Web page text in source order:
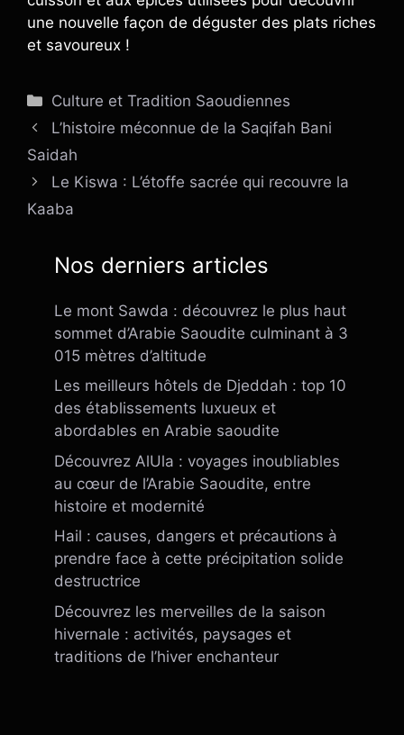
une nouvelle façon de déguster des plats riches
et savoureux !
Catégories
Culture et Tradition Saoudiennes
L’histoire méconnue de la Saqifah Bani
Saidah
Le Kiswa : L’étoffe sacrée qui recouvre la
Kaaba
Nos derniers articles
Le mont Sawda : découvrez le plus haut
sommet d’Arabie Saoudite culminant à 3
015 mètres d’altitude
Les meilleurs hôtels de Djeddah : top 10
des établissements luxueux et
abordables en Arabie saoudite
Découvrez AlUla : voyages inoubliables
au cœur de l’Arabie Saoudite, entre
histoire et modernité
Hail : causes, dangers et précautions à
prendre face à cette précipitation solide
destructrice
Découvrez les merveilles de la saison
hivernale : activités, paysages et
traditions de l’hiver enchanteur